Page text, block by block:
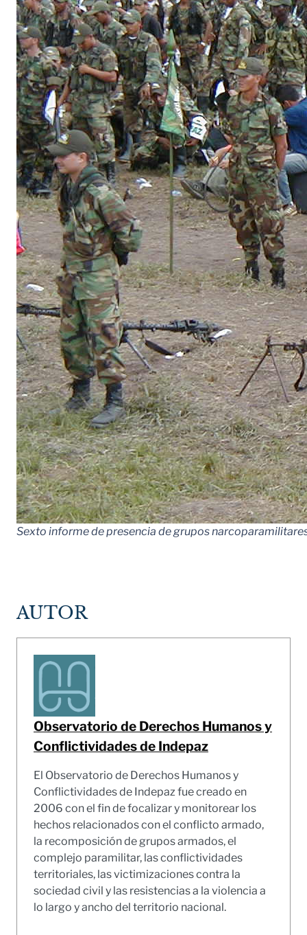
Sexto informe de presencia de grupos
AUTOR
Observatorio de Derechos Humanos y
Conflictividades de Indepaz
El Observatorio de Derechos Humanos y
Conflictividades de Indepaz fue creado en
2006 con el fin de focalizar y monitorear los
hechos relacionados con el conflicto armado,
la recomposición de grupos armados, el
complejo paramilitar, las conflictividades
territoriales, las victimizaciones contra la
sociedad civil y las resistencias a la violencia a
lo largo y ancho del territorio nacional.